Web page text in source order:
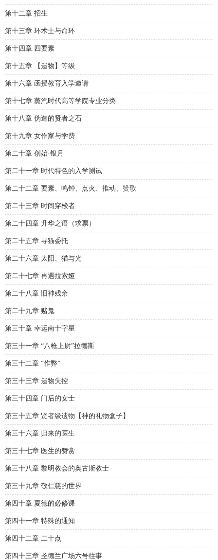
第十二章 招生
第十三章 环术士与命环
第十四章 四要素
第十五章 【遗物】等级
第十六章 函授教育入学邀请
第十七章 蒸汽时代高等学院专业分类
第十八章 伪造的贤者之石
第十九章 女作家与学费
第二十章 创始·银月
第二十一章 时代特色的入学测试
第二十二章 要素、鸣钟、点火、推动、赞歌
第二十三章 时间穿梭者
第二十四章 升华之语（求票）
第二十五章 寻猫委托
第二十六章 太阳、猫与光
第二十七章 再遇拉索娅
第二十八章 旧神残余
第二十九章 赌鬼
第三十章 幸运南十字星
第三十一章 “八枪上尉”拉德斯
第三十二章 “作弊”
第三十三章 遗物失控
第三十四章 门后的女士
第三十五章 贤者级遗物【神的礼物盒子】
第三十六章 归来的医生
第三十七章 医生的赞赏
第三十八章 黎明教会的奥古斯教士
第三十九章 敬仁慈的世界
第四十章 夏德的必修课
第四十一章 特殊的通知
第四十二章 二十点
第四十三章 圣德兰广场六号往事